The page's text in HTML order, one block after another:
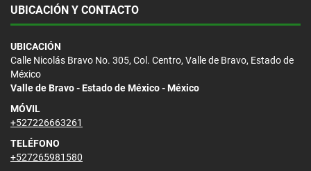
UBICACIÓN Y CONTACTO
UBICACIÓN
Calle Nicolás Bravo No. 305, Col. Centro, Valle de Bravo, Estado de
México
Valle de Bravo - Estado de México - México
MÓVIL
+527226663261
TELÉFONO
+527265981580